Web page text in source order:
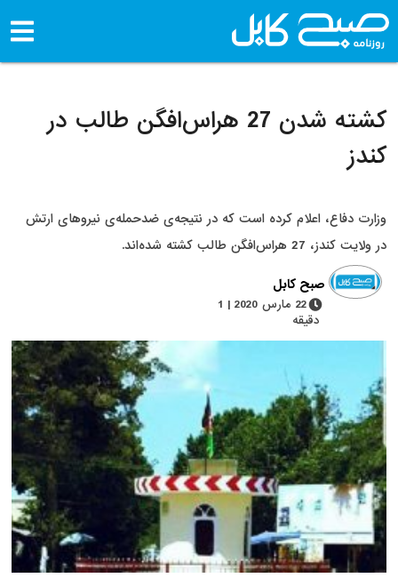
کشته شدن 27 هراس‌افگن طالب در
کندز
وزارت دفاع، اعلام کرده است که در نتیجه‌ی ضدحمله‌ی نیروهای ارتش
در ولایت کندز، 27 هراس‌افگن طالب کشته شده‌اند.
صبح کابل
22 مارس 2020 | 1
دقیقه